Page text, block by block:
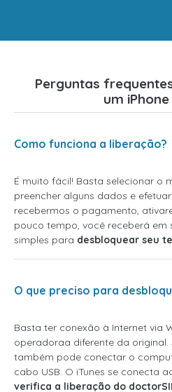
Perguntas
um
Como funciona a liberação?
É muito fácil! Basta selecionar o
preencher alguns dados e
recebermos o pagamento,
pouco tempo, você receberá em
simples para desbloquear seu
O que preciso para
Basta ter conexão à Internet via
operadoraa diferente da original.
também pode conectar o
cabo USB. O iTunes se conecta
verifica a liberação do